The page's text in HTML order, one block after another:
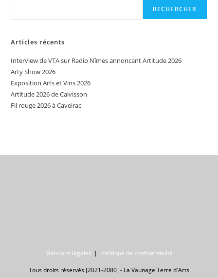
RECHERCHER
Articles récents
Interview de VTA sur Radio Nîmes annoncant Artitude 2026
Arty Show 2026
Exposition Arts et Vins 2026
Artitude 2026 de Calvisson
Fil rouge 2026 à Caveirac
Mentions légales Politique de confidentialité
Tous droits réservés [2021-2080] - La Vaunage Terre d'Arts